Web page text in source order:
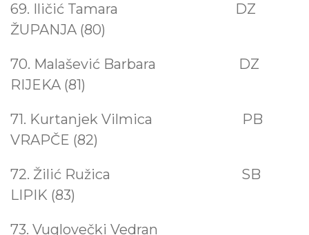
69. Iličić Tamara DZ
ŽUPANJA (80)
70. Malašević Barbara DZ
RIJEKA (81)
71. Kurtanjek Vilmica PB
VRAPČE (82)
72. Žilić Ružica
SB
LIPIK (83)
73. Vuglovečki Vedran